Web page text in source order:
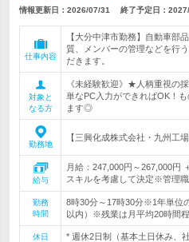
情報更新日：2026/07/31 終了予定日：
仕事内容
【大分中津市勤務】自動車部
質、メンバーの管理などを行
だきます。
対象と
なる方
《未経験歓迎》★人柄重視の
単なPC入力ができればOK！
ます◎
勤務地
【三興化成株式会社・九州工
給与
月給：247,000円～267,000円
スキルを考慮して決定※管理
勤務
時間
8時30分～17時30分※1年単位
以内）※残業は月平均20時間
休日
* 週休2日制（基本土日休み、